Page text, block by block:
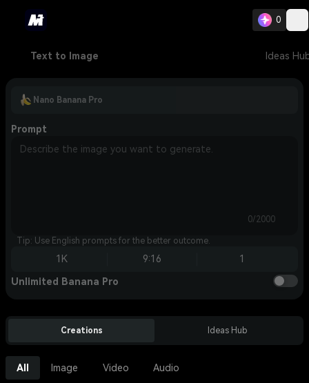
0
Text to Image Ideas
Nano Banana Pro
Prompt
0/2000
Tip: Use English prompts for the better outcome.
1K 9:16 1
Unlimited Banana Pro
Creations Ideas Hub
All Image Video Audio